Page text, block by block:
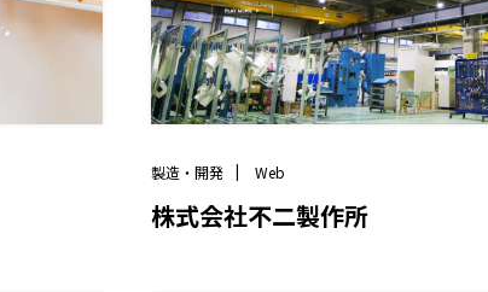
製造・開発 Web
株式会社不二製作所